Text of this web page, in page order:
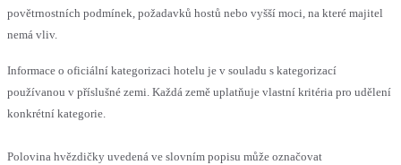
povětrnostních podmínek, požadavků hostů nebo vyšší moci, na které majitel
nemá vliv.
Informace o oficiální kategorizaci hotelu je v souladu s kategorizací
používanou v příslušné zemi. Každá země uplatňuje vlastní kritéria pro udělení
konkrétní kategorie.
Polovina hvězdičky uvedená ve slovním popisu může označovat